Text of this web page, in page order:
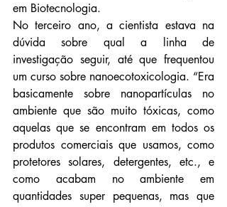
em Biotecnologia.
No terceiro ano, a cientista estava na
dúvida sobre qual a linha de
investigação seguir, até que frequentou
um curso sobre nanoecotoxicologia. “Era
basicamente sobre nanopartículas no
ambiente que são muito tóxicas, como
aquelas que se encontram em todos os
produtos comerciais que usamos, como
protetores solares, detergentes, etc., e
como acabam no ambiente em
quantidades super pequenas, mas que